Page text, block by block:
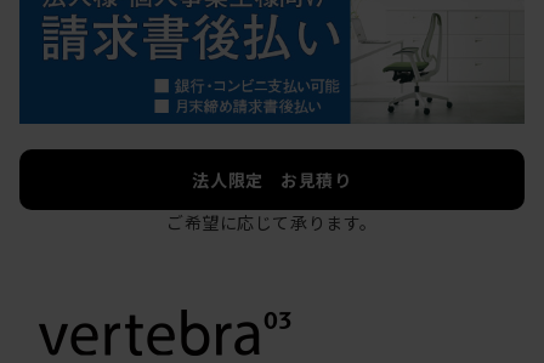
法人限定 お見積り
ご希望に応じて承ります。